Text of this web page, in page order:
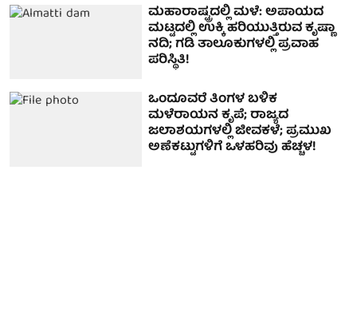
ಮಹಾರಾಷ್ಟ್ರದಲ್ಲಿ ಮಳೆ: ಅಪಾಯದ
ಮಟ್ಟದಲ್ಲಿ ಉಕ್ಕಿ ಹರಿಯುತ್ತಿರುವ ಕೃಷ್ಣಾ
ನದಿ; ಗಡಿ ತಾಲೂಕುಗಳಲ್ಲಿ ಪ್ರವಾಹ
ಪರಿಸ್ಥಿತಿ!
ಒಂದೂವರೆ ತಿಂಗಳ ಬಳಿಕ
ಮಳೆರಾಯನ ಕೃಪೆ; ರಾಜ್ಯದ
ಜಲಾಶಯಗಳಲ್ಲಿ ಜೀವಕಳೆ; ಪ್ರಮುಖ
ಅಣೆಕಟ್ಟುಗಳಿಗೆ ಒಳಹರಿವು ಹೆಚ್ಚಳ!